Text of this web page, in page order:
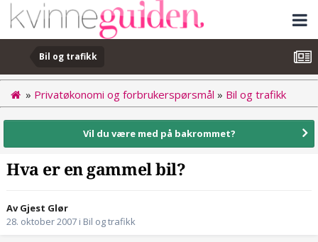
Bil og trafikk
» Privatøkonomi og forbrukerspørsmål » Bil og trafikk
Vil du være med på bakrommet?
Hva er en gammel bil?
Av Gjest Glør
28. oktober 2007 i Bil og trafikk